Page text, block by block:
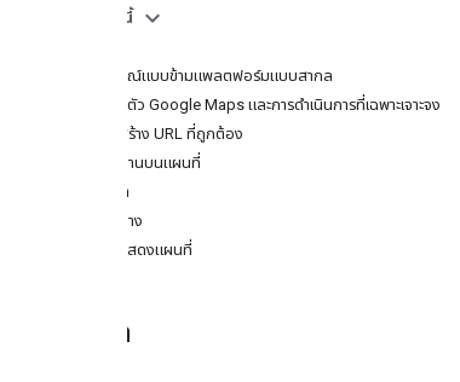
ในหน้านี้
ไวยากรณ์แบบข้ามแพลตฟอร์มแบบสากล
การเปิดตัว Google Maps และการดำเนินการที่เฉพาะเจาะจง
การสร้าง URL ที่ถูกต้อง
การทำงานบนแผนที่
ค้นหา
เส้นทาง
การแสดงแผนที่
บทนำ